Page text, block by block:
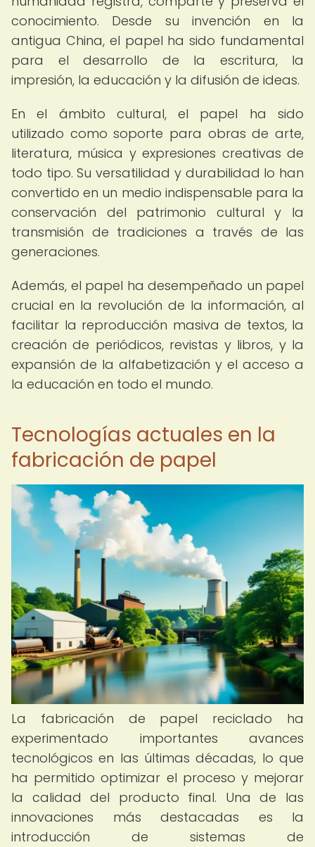
conocimiento. Desde su invención en la
antigua China, el papel ha sido fundamental
para el desarrollo de la escritura, la
impresión, la educación y la difusión de ideas.
En el ámbito cultural, el papel ha sido
utilizado como soporte para obras de arte,
literatura, música y expresiones creativas de
todo tipo. Su versatilidad y durabilidad lo han
convertido en un medio indispensable para la
conservación del patrimonio cultural y la
transmisión de tradiciones a través de las
generaciones.
Además, el papel ha desempeñado un papel
crucial en la revolución de la información, al
facilitar la reproducción masiva de textos, la
creación de periódicos, revistas y libros, y la
expansión de la alfabetización y el acceso a
la educación en todo el mundo.
Tecnologías actuales en la
fabricación de papel
La fabricación de papel reciclado ha
experimentado importantes avances
tecnológicos en las últimas décadas, lo que
ha permitido optimizar el proceso y mejorar
la calidad del producto final. Una de las
innovaciones más destacadas es la
introducción de sistemas de